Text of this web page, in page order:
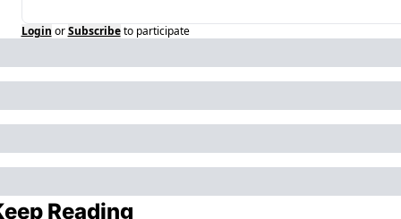
Login or Subscribe to participate
Reading